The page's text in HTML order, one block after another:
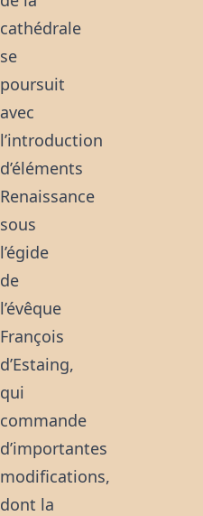
cathédrale
se
poursuit
avec
l’introduction
d’éléments
Renaissance
sous
l’égide
de
l’évêque
François
d’Estaing,
qui
commande
d’importantes
modifications,
dont la